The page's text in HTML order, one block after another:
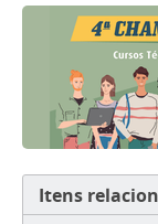
Itens